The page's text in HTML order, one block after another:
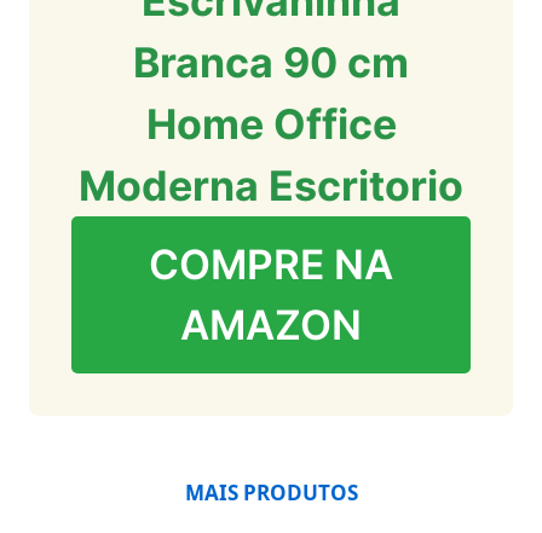
Branca 90 cm
Home Office
Moderna Escritorio
COMPRE NA
AMAZON
MAIS PRODUTOS